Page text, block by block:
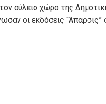
αύλειο χώρο της
οι εκδόσεις “Άπαρσις”